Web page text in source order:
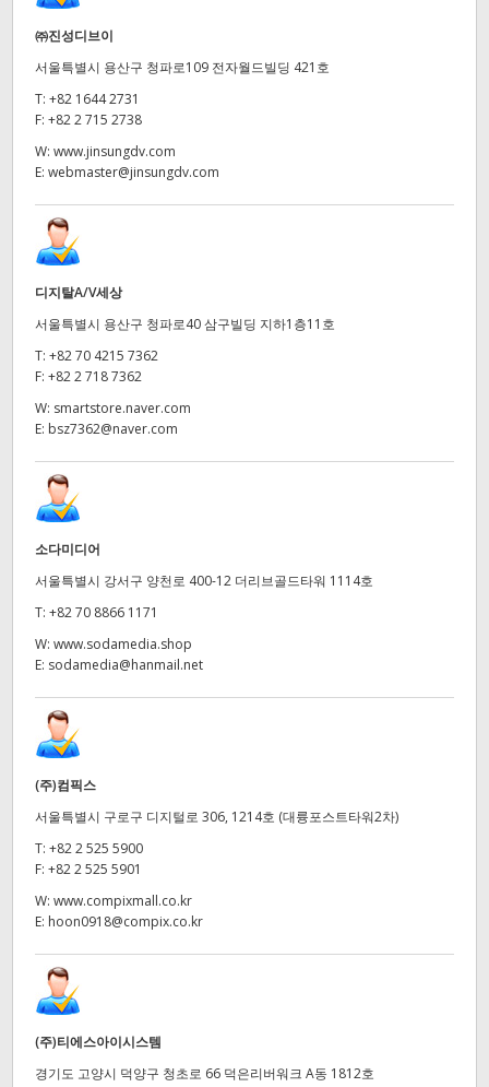
㈜진성디브이
서울특별시 용산구 청파로109 전자월드빌딩 421호
T: +82 1644 2731
F: +82 2 715 2738
W: www.jinsungdv.com
E: webmaster@jinsungdv.com
디지탈A/V세상
서울특별시 용산구 청파로40 삼구빌딩 지하1층11호
T: +82 70 4215 7362
F: +82 2 718 7362
W: smartstore.naver.com
E: bsz7362@naver.com
소다미디어
서울특별시 강서구 양천로 400-12 더리브골드타워 1114호
T: +82 70 8866 1171
W: www.sodamedia.shop
E: sodamedia@hanmail.net
(주)컴픽스
서울특별시 구로구 디지털로 306, 1214호 (대륭포스트타워2차)
T: +82 2 525 5900
F: +82 2 525 5901
W: www.compixmall.co.kr
E: hoon0918@compix.co.kr
(주)티에스아이시스템
경기도 고양시 덕양구 청초로 66 덕은리버워크 A동 1812호